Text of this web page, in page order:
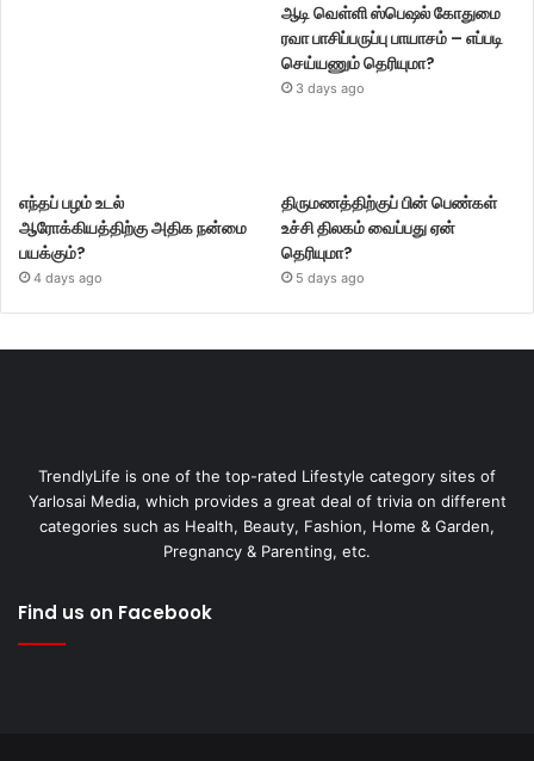
ஆடி வெள்ளி ஸ்பெஷல் கோதுமை
ரவா பாசிப்பருப்பு பாயாசம் – எப்படி
செய்யணும் தெரியுமா?
3 days ago
எந்தப் பழம் உடல்
ஆரோக்கியத்திற்கு அதிக நன்மை
பயக்கும்?
4 days ago
திருமணத்திற்குப் பின் பெண்கள்
உச்சி திலகம் வைப்பது ஏன்
தெரியுமா?
5 days ago
TrendlyLife is one of the top-rated Lifestyle category sites of
Yarlosai Media, which provides a great deal of trivia on different
categories such as Health, Beauty, Fashion, Home & Garden,
Pregnancy & Parenting, etc.
Find us on Facebook